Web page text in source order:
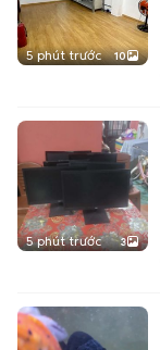
5 phút trước 10
5 phút trước 3